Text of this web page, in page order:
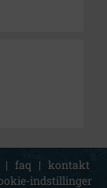
| faq | kontakt
indstillinger